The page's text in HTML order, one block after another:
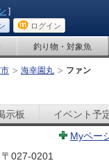
]
ログイン
釣り物・対象魚
海幸園丸 ファン
示板
イベント予
Myペー
〒027-0201